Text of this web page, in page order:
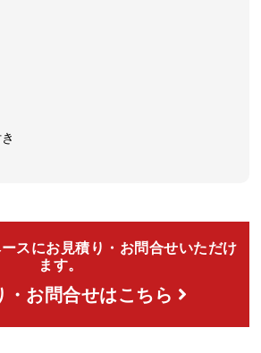
スにお見積り・お問合せいただけ
ます。
・お問合せはこちら